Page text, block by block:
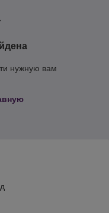
нужную вам